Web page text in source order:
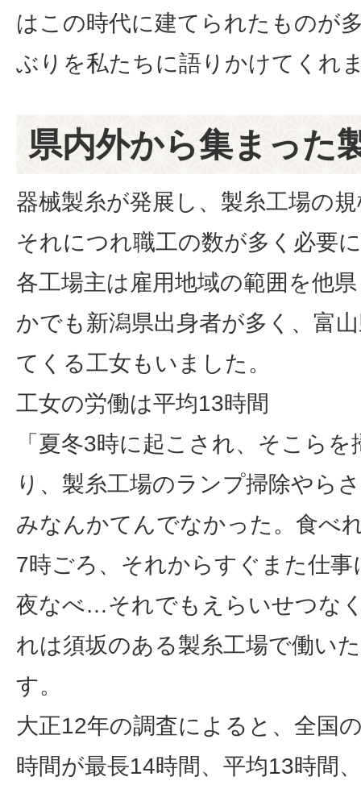
はこの時代に建てられたものが
ぶりを私たちに語りかけてくれ
県内外から集まった
器械製糸が発展し、製糸工場の
それにつれ職工の数が多く必要
各工場主は雇用地域の範囲を他
かでも新潟県出身者が多く、富
てくる工女もいました。
工女の労働は平均13時間
「夏冬3時に起こされ、そこら
り、製糸工場のランプ掃除やら
みなんかてんでなかった。食べ
7時ごろ、それからすぐまた仕
夜なべ…それでもえらいせつな
れは須坂のある製糸工場で働い
す。
大正12年の調査によると、全国
時間が最長14時間、平均13時間